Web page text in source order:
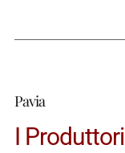
Pavia
I